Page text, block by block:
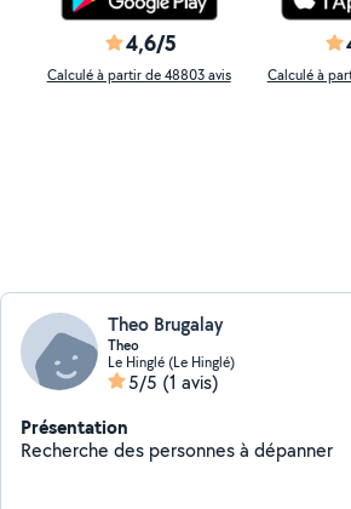
4,6/5
Calculé à partir de 48803 avis Calculé à
Theo Brugalay
Theo
Le Hinglé (Le Hinglé)
5/5 (1 avis)
Présentation
Recherche des personnes à dépanner